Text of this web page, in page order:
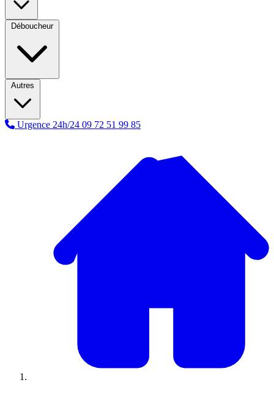
Déboucheur
Autres
Urgence 24h/24 09 72 51 99 85